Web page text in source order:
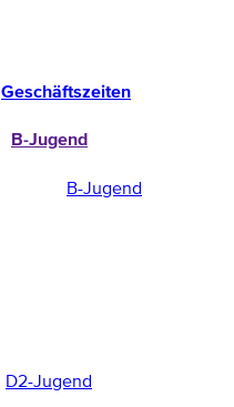
Geschäftszeiten
B-Jugend
B-Jugend
D2-Jugend